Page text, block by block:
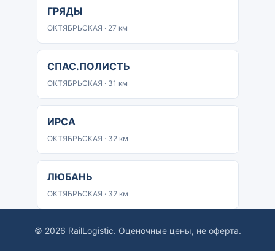
ГРЯДЫ
ОКТЯБРЬСКАЯ · 27 км
СПАС.ПОЛИСТЬ
ОКТЯБРЬСКАЯ · 31 км
ИРСА
ОКТЯБРЬСКАЯ · 32 км
ЛЮБАНЬ
ОКТЯБРЬСКАЯ · 32 км
© 2026 RailLogistic. Оценочные цены, не оферта.